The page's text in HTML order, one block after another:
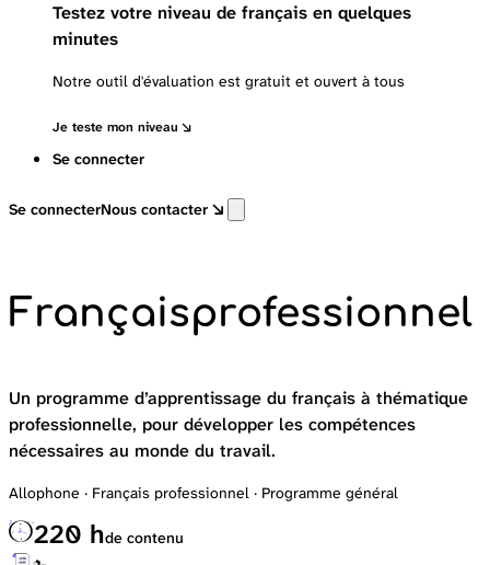
Testez votre niveau de français en quelques
minutes
Notre outil d'évaluation est gratuit et ouvert à tous
Je teste mon niveau
Se connecter
Se connecterNous contacter
Françaisprofessionnel
Un programme d’apprentissage du français à thématique
professionnelle, pour développer les compétences
nécessaires au monde du travail.
Allophone · Français professionnel · Programme général
220 hde contenu